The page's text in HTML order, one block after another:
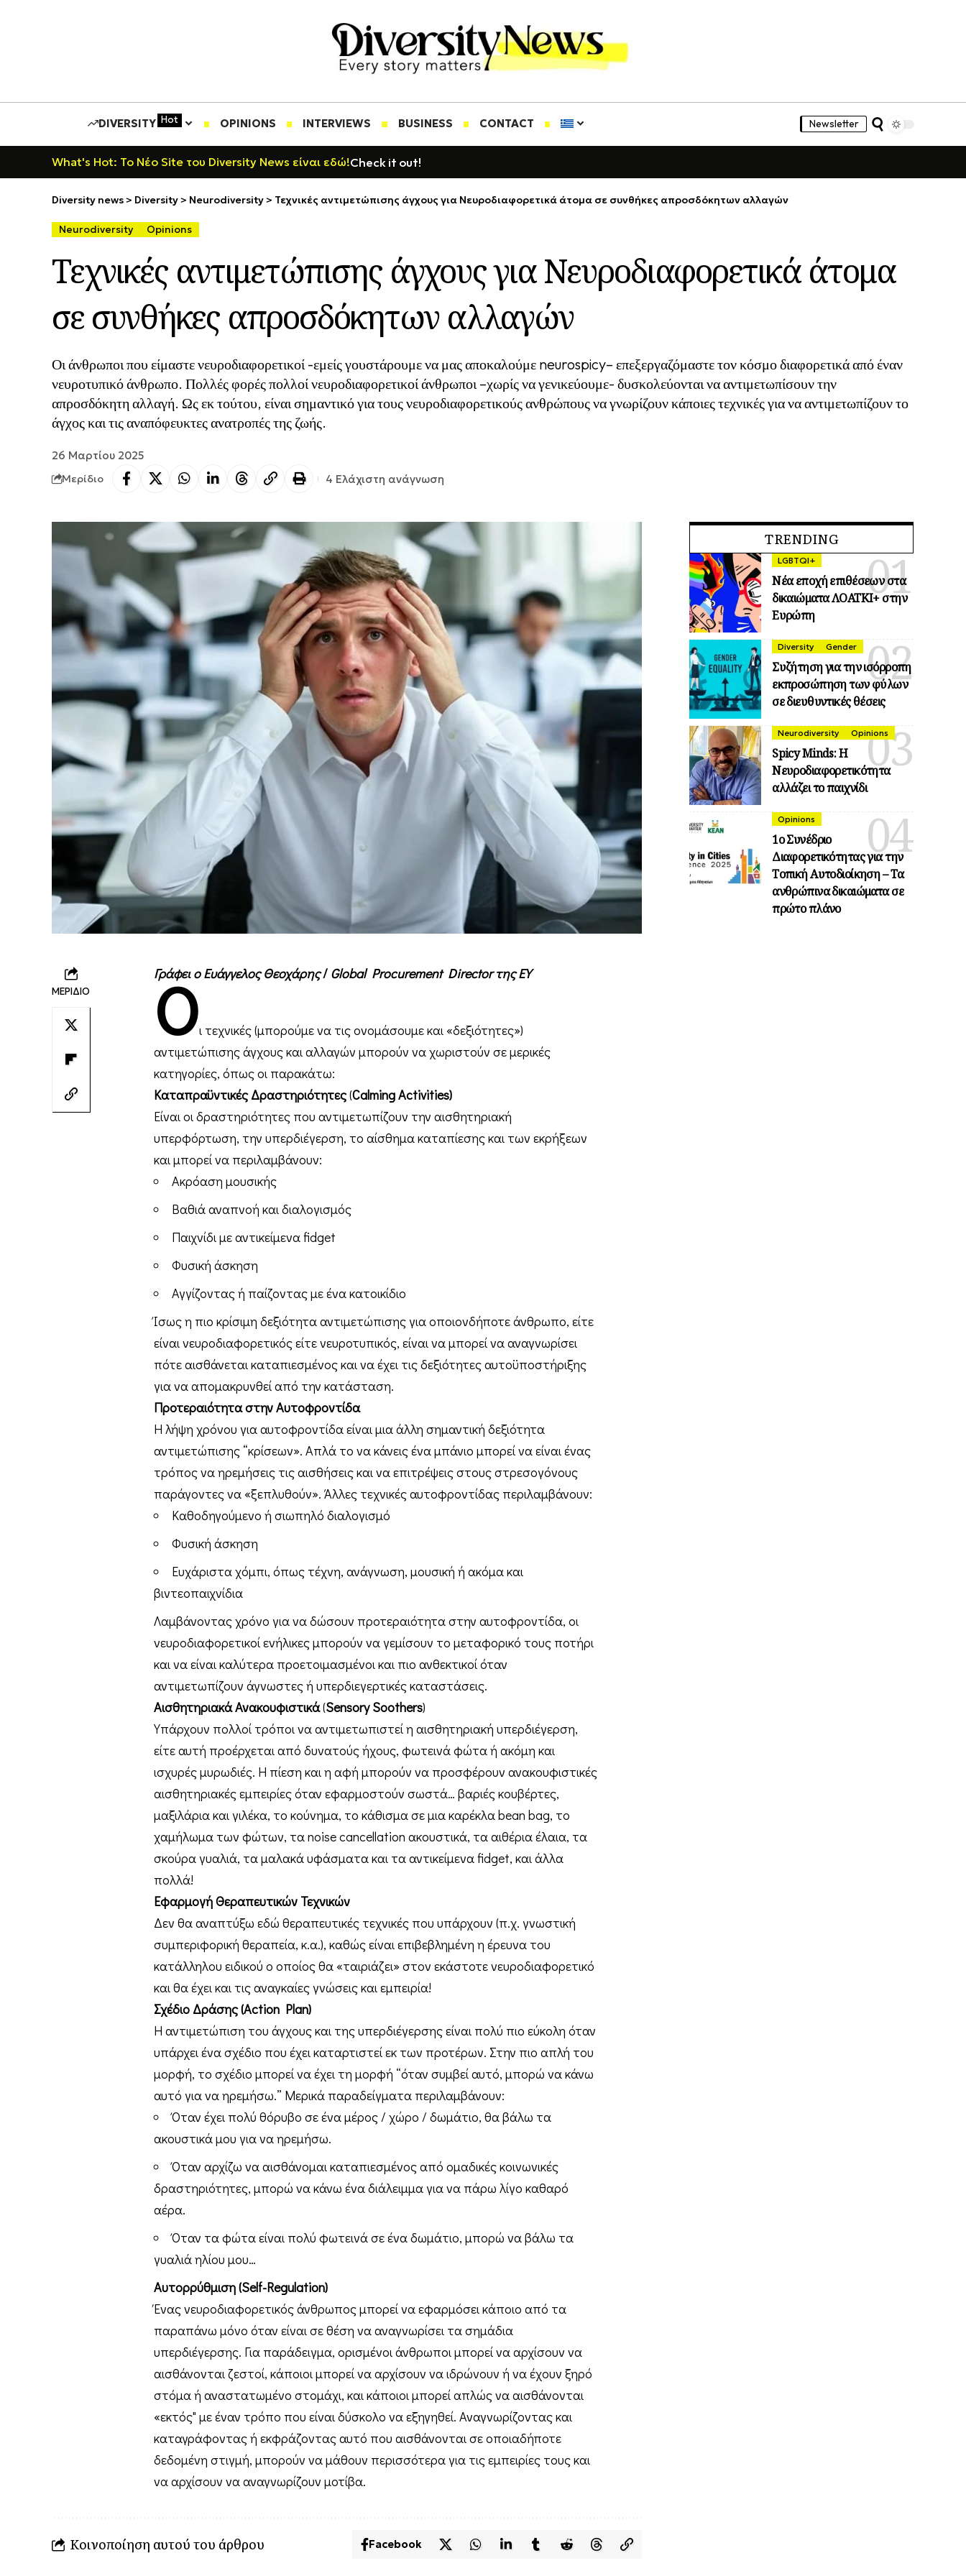
DIVERSITY Hot OPINIONS INTERVIEWS BUSINESS CONTACT Newsletter
What's Hot: Το Νέο Site του Diversity News είναι εδώ!Check it out!
Diversity news> Diversity> Neurodiversity> Τεχνικές αντιμετώπισης άγχους για Νευροδιαφορετικά άτομα σε συνθήκες απροσδόκητων αλλαγών
Neurodiversity Opinions
Τεχνικές αντιμετώπισης άγχους για Νευροδιαφορετικά άτομα
σε συνθήκες απροσδόκητων αλλαγών
Οι άνθρωποι που είμαστε νευροδιαφορετικοί -εμείς γουστάρουμε να μας αποκαλούμε neurospicy– επεξεργαζόμαστε τον κόσμο διαφορετικά από έναν
νευροτυπικό άνθρωπο. Πολλές φορές πολλοί νευροδιαφορετικοί άνθρωποι –χωρίς να γενικεύουμε- δυσκολεύονται να αντιμετωπίσουν την
απροσδόκητη αλλαγή. Ως εκ τούτου, είναι σημαντικό για τους νευροδιαφορετικούς ανθρώπους να γνωρίζουν κάποιες τεχνικές για να αντιμετωπίζουν το
άγχος και τις αναπόφευκτες ανατροπές της ζωής.
26 Μαρτίου 2025
Μερίδιο 4 Ελάχιστη ανάγνωση
ΜΕΡΙΔΙΟ
Γράφει ο Ευάγγελος Θεοχάρης/ Global Procurement Director της EY
Οι τεχνικές (μπορούμε να τις ονομάσουμε και «δεξιότητες»)
αντιμετώπισης άγχους και αλλαγών μπορούν να χωριστούν σε μερικές
κατηγορίες, όπως οι παρακάτω:
Καταπραϋντικές Δραστηριότητες(Calming Activities)
Είναι οι δραστηριότητες που αντιμετωπίζουν την αισθητηριακή
υπερφόρτωση, την υπερδιέγερση, το αίσθημα καταπίεσης και των εκρήξεων
και μπορεί να περιλαμβάνουν:
Ακρόαση μουσικής
Βαθιά αναπνοή και διαλογισμός
Παιχνίδι με αντικείμενα fidget
Φυσική άσκηση
Αγγίζοντας ή παίζοντας με ένα κατοικίδιο
Ίσως η πιο κρίσιμη δεξιότητα αντιμετώπισης για οποιονδήποτε άνθρωπο, είτε
είναι νευροδιαφορετικός είτε νευροτυπικός, είναι να μπορεί να αναγνωρίσει
πότε αισθάνεται καταπιεσμένος και να έχει τις δεξιότητες αυτοϋποστήριξης
για να απομακρυνθεί από την κατάσταση.
Προτεραιότητα στην Αυτοφροντίδα
Η λήψη χρόνου για αυτοφροντίδα είναι μια άλλη σημαντική δεξιότητα
αντιμετώπισης “κρίσεων». Απλά το να κάνεις ένα μπάνιο μπορεί να είναι ένας
τρόπος να ηρεμήσεις τις αισθήσεις και να επιτρέψεις στους στρεσογόνους
παράγοντες να «ξεπλυθούν». Άλλες τεχνικές αυτοφροντίδας περιλαμβάνουν:
Καθοδηγούμενο ή σιωπηλό διαλογισμό
Φυσική άσκηση
Ευχάριστα χόμπι, όπως τέχνη, ανάγνωση, μουσική ή ακόμα και
βιντεοπαιχνίδια
Λαμβάνοντας χρόνο για να δώσουν προτεραιότητα στην αυτοφροντίδα, οι
νευροδιαφορετικοί ενήλικες μπορούν να γεμίσουν το μεταφορικό τους ποτήρι
και να είναι καλύτερα προετοιμασμένοι και πιο ανθεκτικοί όταν
αντιμετωπίζουν άγνωστες ή υπερδιεγερτικές καταστάσεις.
Αισθητηριακά Ανακουφιστικά(Sensory Soothers)
Υπάρχουν πολλοί τρόποι να αντιμετωπιστεί η αισθητηριακή υπερδιέγερση,
είτε αυτή προέρχεται από δυνατούς ήχους, φωτεινά φώτα ή ακόμη και
ισχυρές μυρωδιές. Η πίεση και η αφή μπορούν να προσφέρουν ανακουφιστικές
αισθητηριακές εμπειρίες όταν εφαρμοστούν σωστά… βαριές κουβέρτες,
μαξιλάρια και γιλέκα, το κούνημα, το κάθισμα σε μια καρέκλα bean bag, το
χαμήλωμα των φώτων, τα noise cancellation ακουστικά, τα αιθέρια έλαια, τα
σκούρα γυαλιά, τα μαλακά υφάσματα και τα αντικείμενα fidget, και άλλα
πολλά!
Εφαρμογή Θεραπευτικών Τεχνικών
Δεν θα αναπτύξω εδώ θεραπευτικές τεχνικές που υπάρχουν (π.χ. γνωστική
συμπεριφορική θεραπεία, κ.α.), καθώς είναι επιβεβλημένη η έρευνα του
κατάλληλου ειδικού ο οποίος θα «ταιριάζει» στον εκάστοτε νευροδιαφορετικό
και θα έχει και τις αναγκαίες γνώσεις και εμπειρία!
Σχέδιο Δράσης (Action Plan)
Η αντιμετώπιση του άγχους και της υπερδιέγερσης είναι πολύ πιο εύκολη όταν
υπάρχει ένα σχέδιο που έχει καταρτιστεί εκ των προτέρων. Στην πιο απλή του
μορφή, το σχέδιο μπορεί να έχει τη μορφή “όταν συμβεί αυτό, μπορώ να κάνω
αυτό για να ηρεμήσω.” Μερικά παραδείγματα περιλαμβάνουν:
Όταν έχει πολύ θόρυβο σε ένα μέρος / χώρο / δωμάτιο, θα βάλω τα
ακουστικά μου για να ηρεμήσω.
Όταν αρχίζω να αισθάνομαι καταπιεσμένος από ομαδικές κοινωνικές
δραστηριότητες, μπορώ να κάνω ένα διάλειμμα για να πάρω λίγο καθαρό
αέρα.
Όταν τα φώτα είναι πολύ φωτεινά σε ένα δωμάτιο, μπορώ να βάλω τα
γυαλιά ηλίου μου…
Αυτορρύθμιση (Self-Regulation)
Ένας νευροδιαφορετικός άνθρωπος μπορεί να εφαρμόσει κάποιο από τα
παραπάνω μόνο όταν είναι σε θέση να αναγνωρίσει τα σημάδια
υπερδιέγερσης. Για παράδειγμα, ορισμένοι άνθρωποι μπορεί να αρχίσουν να
αισθάνονται ζεστοί, κάποιοι μπορεί να αρχίσουν να ιδρώνουν ή να έχουν ξηρό
στόμα ή αναστατωμένο στομάχι, και κάποιοι μπορεί απλώς να αισθάνονται
«εκτός" με έναν τρόπο που είναι δύσκολο να εξηγηθεί. Αναγνωρίζοντας και
καταγράφοντας ή εκφράζοντας αυτό που αισθάνονται σε οποιαδήποτε
δεδομένη στιγμή, μπορούν να μάθουν περισσότερα για τις εμπειρίες τους και
να αρχίσουν να αναγνωρίζουν μοτίβα.
Κοινοποίηση αυτού του άρθρου Facebook
TRENDING
LGBTQI+
Νέα εποχή επιθέσεων στα
δικαιώματα ΛΟΑΤΚΙ+ στην
Ευρώπη
Diversity Gender
Συζήτηση για την ισόρροπη
εκπροσώπηση των φύλων
σε διευθυντικές θέσεις
Neurodiversity Opinions
Spicy Minds: Η
Νευροδιαφορετικότητα
αλλάζει το παιχνίδι
Opinions
1ο Συνέδριο
Διαφορετικότητας για την
Τοπική Αυτοδιοίκηση – Τα
ανθρώπινα δικαιώματα σε
πρώτο πλάνο